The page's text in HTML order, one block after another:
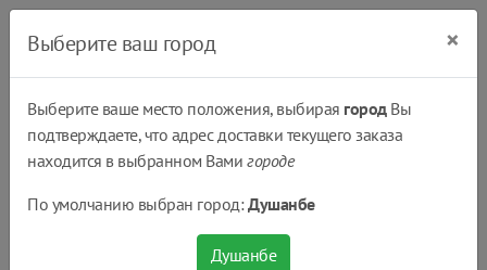
Выберите ваш город ×
Выберите ваше место положения, выбирая городВы
подтверждаете, что адрес доставки текущего заказа
находится в выбранном Вамигороде
По умолчанию выбран город:Душанбе
Душанбе